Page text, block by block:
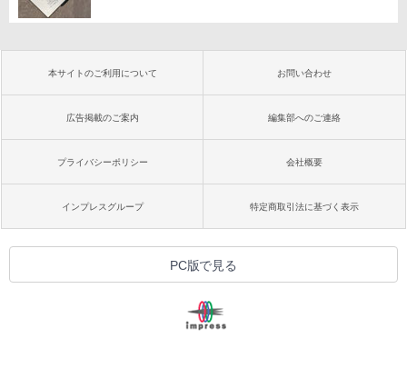
本サイトのご利用について お問い合わせ
広告掲載のご案内 編集部へのご連絡
プライバシーポリシー 会社概要
インプレスグループ 特定商取引法に基づく表示
PC版で見る